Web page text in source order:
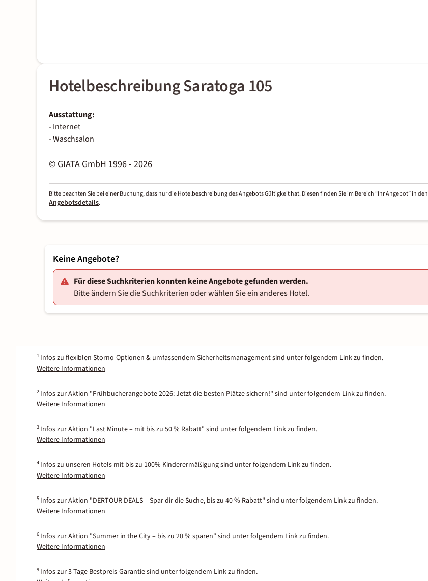
Hotelbeschreibung Saratoga 105
Ausstattung:
- Internet
- Waschsalon
© GIATA GmbH 1996 - 2026
Bitte beachten Sie bei einer Buchung, dass nur die Hotelbeschreibung des Angebots Gültigkeit hat. Diesen finden Sie im Bereich “Ihr Angebot” in den
Angebotsdetails.
Keine Angebote?
Für diese Suchkriterien konnten keine Angebote gefunden werden.
Bitte ändern Sie die Suchkriterien oder wählen Sie ein anderes Hotel.
1 Infos zu flexiblen Storno-Optionen & umfassendem Sicherheitsmanagement sind unter folgendem Link zu finden.
Weitere Informationen
2 Infos zur Aktion "Frühbucherangebote 2026: Jetzt die besten Plätze sichern!" sind unter folgendem Link zu finden.
Weitere Informationen
3 Infos zur Aktion "Last Minute – mit bis zu 50 % Rabatt" sind unter folgendem Link zu finden.
Weitere Informationen
4 Infos zu unseren Hotels mit bis zu 100% Kinderermäßigung sind unter folgendem Link zu finden.
Weitere Informationen
5 Infos zur Aktion "DERTOUR DEALS – Spar dir die Suche, bis zu 40 % Rabatt" sind unter folgendem Link zu finden.
Weitere Informationen
6 Infos zur Aktion "Summer in the City – bis zu 20 % sparen" sind unter folgendem Link zu finden.
Weitere Informationen
9 Infos zur 3 Tage Bestpreis-Garantie sind unter folgendem Link zu finden.